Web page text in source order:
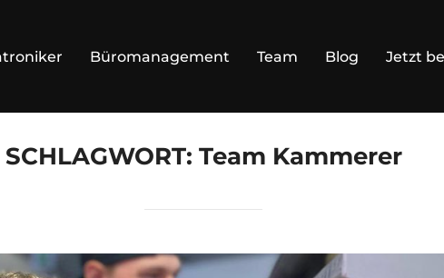
Büromanagement Team Blog Jetzt
SCHLAGWORT: Team Kammerer